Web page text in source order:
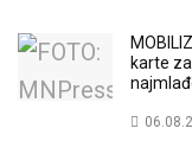
karte